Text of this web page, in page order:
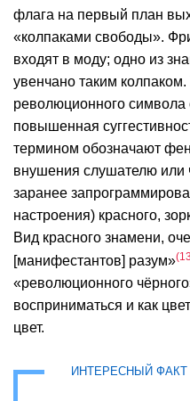
флага на первый план
«колпаками свободы».
входят в моду; одно из
увенчано таким колпаком.
революционного символа
повышенная
термином обозначают
внушения слушателю или
заранее
настроения) красного,
Вид красного знамени,
[манифестантов] разум» 13
«революционного
восприниматься и как
цвет.